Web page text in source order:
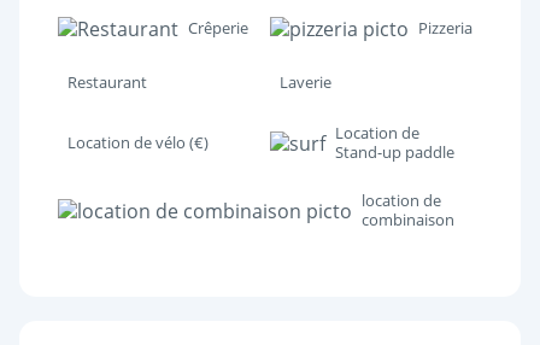
Crêperie Pizzeria
Restaurant Laverie
Location de vélo (€)
Location de
Stand-up paddle
location de
combinaison